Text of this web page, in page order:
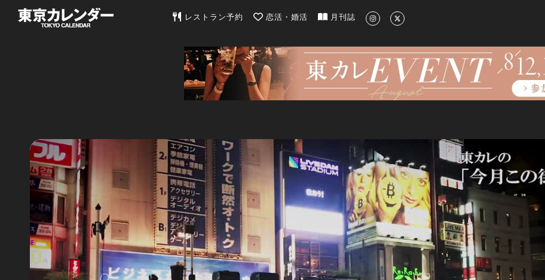
東京カレンダー | 最新のグルメ、洗練されたライフスタイル情報
レストラン予約 恋活・婚活 月刊誌